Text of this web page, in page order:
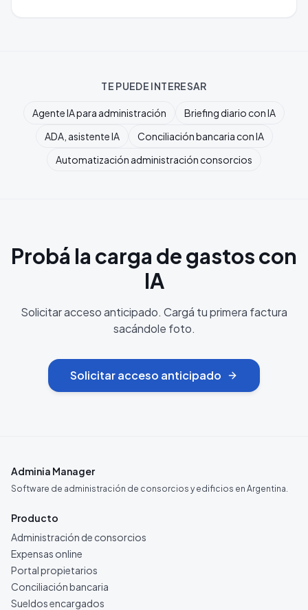
TE PUEDE INTERESAR
Agente IA para administración
Briefing diario con IA
ADA, asistente IA
Conciliación bancaria con IA
Automatización administración consorcios
Probá la carga de gastos con
IA
Solicitar acceso anticipado. Cargá tu primera factura
sacándole foto.
Solicitar acceso anticipado
Adminia Manager
Software de administración de consorcios y edificios en Argentina.
Producto
Administración de consorcios
Expensas online
Portal propietarios
Conciliación bancaria
Sueldos encargados